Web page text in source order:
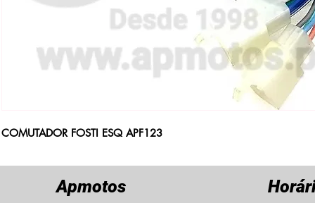
COMUTADOR FOSTI ESQ APF123
Apmotos